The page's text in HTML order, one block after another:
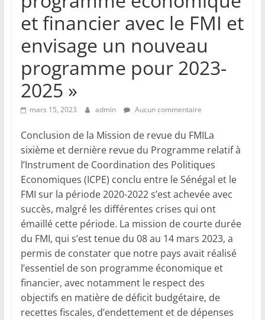
et financier avec le FMI et
envisage un nouveau
programme pour 2023-
2025 »
mars 15, 2023 admin Aucun commentaire
Conclusion de la Mission de revue du FMILa
sixième et dernière revue du Programme relatif à
l’Instrument de Coordination des Politiques
Economiques (ICPE) conclu entre le Sénégal et le
FMI sur la période 2020-2022 s’est achevée avec
succès, malgré les différentes crises qui ont
émaillé cette période. La mission de courte durée
du FMI, qui s’est tenue du 08 au 14 mars 2023, a
permis de constater que notre pays avait réalisé
l’essentiel de son programme économique et
financier, avec notamment le respect des
objectifs en matière de déficit budgétaire, de
recettes fiscales, d’endettement et de dépenses